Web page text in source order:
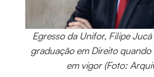
Egresso da Unifor, Filipe
graduação em Direito
em vigor (Foto: